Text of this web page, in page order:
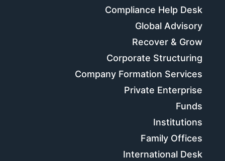
Compliance Help Desk
Global Advisory
Recover & Grow
Corporate Structuring
Company Formation Services
Private Enterprise
Funds
Institutions
Family Offices
International Desk